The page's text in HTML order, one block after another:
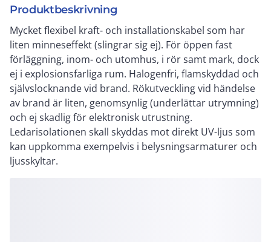
Produktbeskrivning
Mycket flexibel kraft- och installationskabel som har
liten minneseffekt (slingrar sig ej). För öppen fast
förläggning, inom- och utomhus, i rör samt mark, dock
ej i explosionsfarliga rum. Halogenfri, flamskyddad och
självslocknande vid brand. Rökutveckling vid händelse
av brand är liten, genomsynlig (underlättar utrymning)
och ej skadlig för elektronisk utrustning.
Ledarisolationen skall skyddas mot direkt UV-ljus som
kan uppkomma exempelvis i belysningsarmaturer och
ljusskyltar.